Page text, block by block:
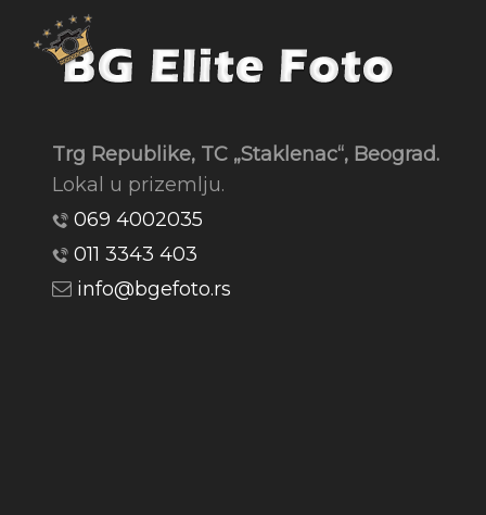
Trg Republike, TC „Staklenac“, Beograd.
Lokal u prizemlju.
069 4002035
011 3343 403
info@bgefoto.rs